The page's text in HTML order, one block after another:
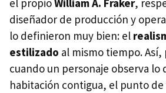
el propioWilliam A. Fraker,
diseñador de producción y
lo definieron muy bien: el
estilizado al mismo tiempo.
cuando un personaje observa lo
habitación contigua, el punto